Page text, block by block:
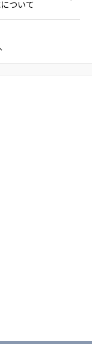
ついて